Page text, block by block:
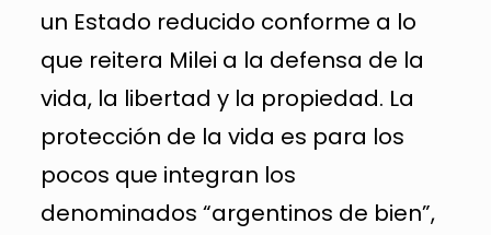
un Estado reducido conforme a lo
que reitera Milei a la defensa de la
vida, la libertad y la propiedad. La
protección de la vida es para los
pocos que integran los
denominados “argentinos de bien”,